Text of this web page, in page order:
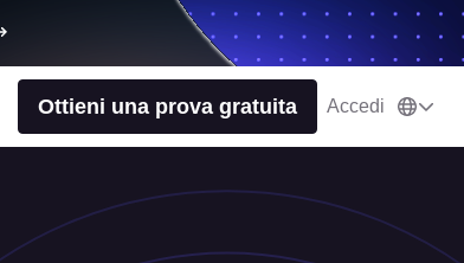
Ottieni una prova gratuita Accedi